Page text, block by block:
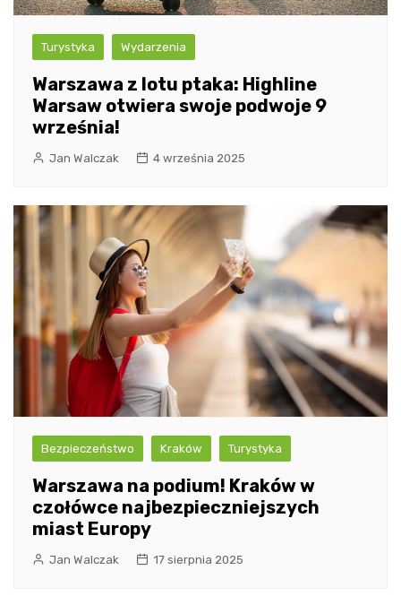
Turystyka Wydarzenia
Warszawa z lotu ptaka: Highline
Warsaw otwiera swoje podwoje 9
września!
Jan Walczak 4 września 2025
Bezpieczeństwo Kraków Turystyka
Warszawa na podium! Kraków w
czołówce najbezpieczniejszych
miast Europy
Jan Walczak 17 sierpnia 2025